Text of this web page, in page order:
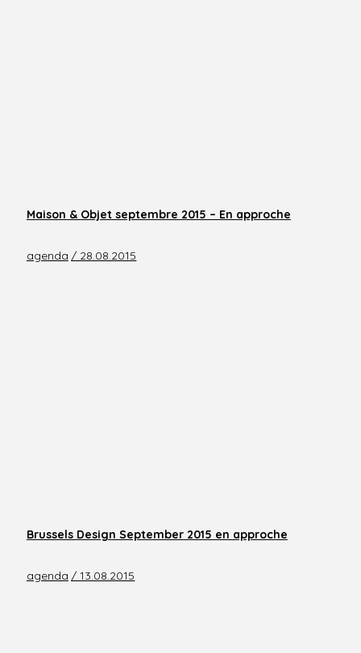
Maison & Objet septembre 2015 – En approche
agenda / 28.08.2015
Brussels Design September 2015 en approche
agenda / 13.08.2015